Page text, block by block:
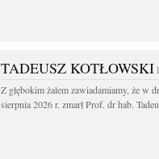
TADEUSZ KOTŁOWSKI
Z głębokim żalem zawiadamiamy, że w
sierpnia 2026 r. zmarł Prof. dr hab.